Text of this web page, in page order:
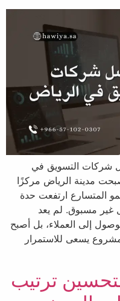
شركات التسويق في
مدينة الرياض مركزًا
المتسارع ارتفعت حدة
غير مسبوق. لم يعد
إلى العملاء، بل أصبح
يسعى للاستمرار
ترتيب